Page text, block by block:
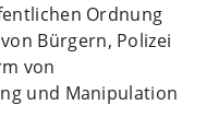
Ordnung
Bürgern, Polizei
von
und Manipulation